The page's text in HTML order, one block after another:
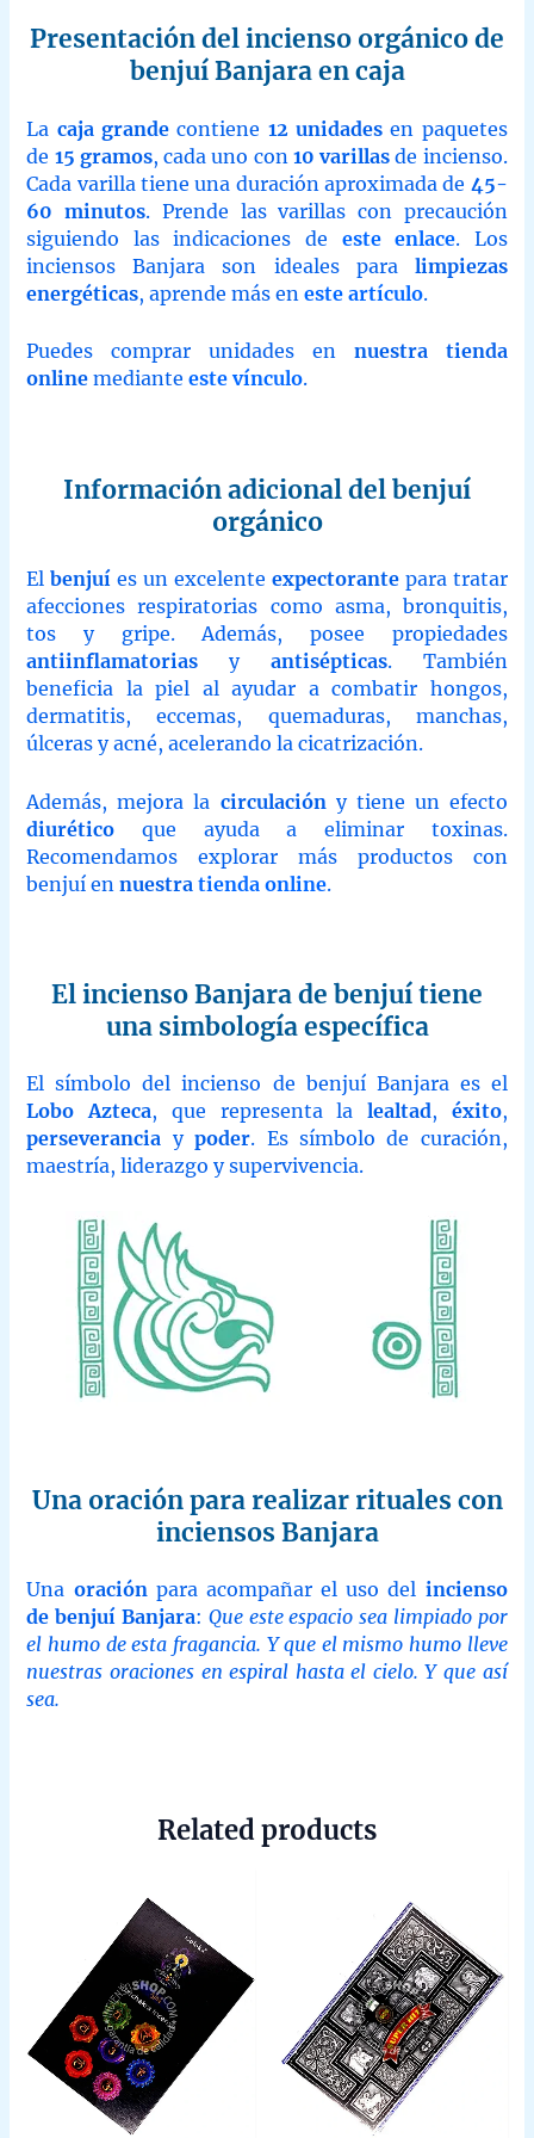
Presentación del incienso orgánico de
benjuí Banjara en caja
La caja grande contiene 12 unidades en paquetes
de 15 gramos, cada uno con 10 varillas de incienso.
Cada varilla tiene una duración aproximada de 45-
60 minutos. Prende las varillas con precaución
siguiendo las indicaciones de este enlace. Los
inciensos Banjara son ideales para limpiezas
energéticas, aprende más eneste artículo.
Puedes comprar unidades en nuestra tienda
online medianteeste vínculo.
Información adicional del benjuí
orgánico
Elbenjuí es un excelente expectorantepara tratar
afecciones respiratorias como asma, bronquitis,
tos y gripe. Además, posee propiedades
antiinflamatorias y antisépticas. También
beneficia la piel al ayudar a combatir hongos,
dermatitis, eccemas, quemaduras, manchas,
úlceras y acné, acelerando la cicatrización.
Además, mejora la circulación y tiene un efecto
diurético que ayuda a eliminar toxinas.
Recomendamos explorar más productos con
benjuí ennuestratienda online.
El incienso Banjara de benjuí tiene
una simbología específica
El símbolo del incienso de benjuí Banjara es el
Lobo Azteca, que representa la lealtad, éxito,
perseverancia ypoder. Es símbolo de curación,
maestría, liderazgo y supervivencia.
Una oración para realizar rituales con
inciensos Banjara
Una oraciónpara acompañar el uso del incienso
de benjuí Banjara: Que este espacio sea limpiado por
el humo de esta fragancia. Y que el mismo humo lleve
nuestras oraciones en espiral hasta el cielo. Y que así
sea.
Related products